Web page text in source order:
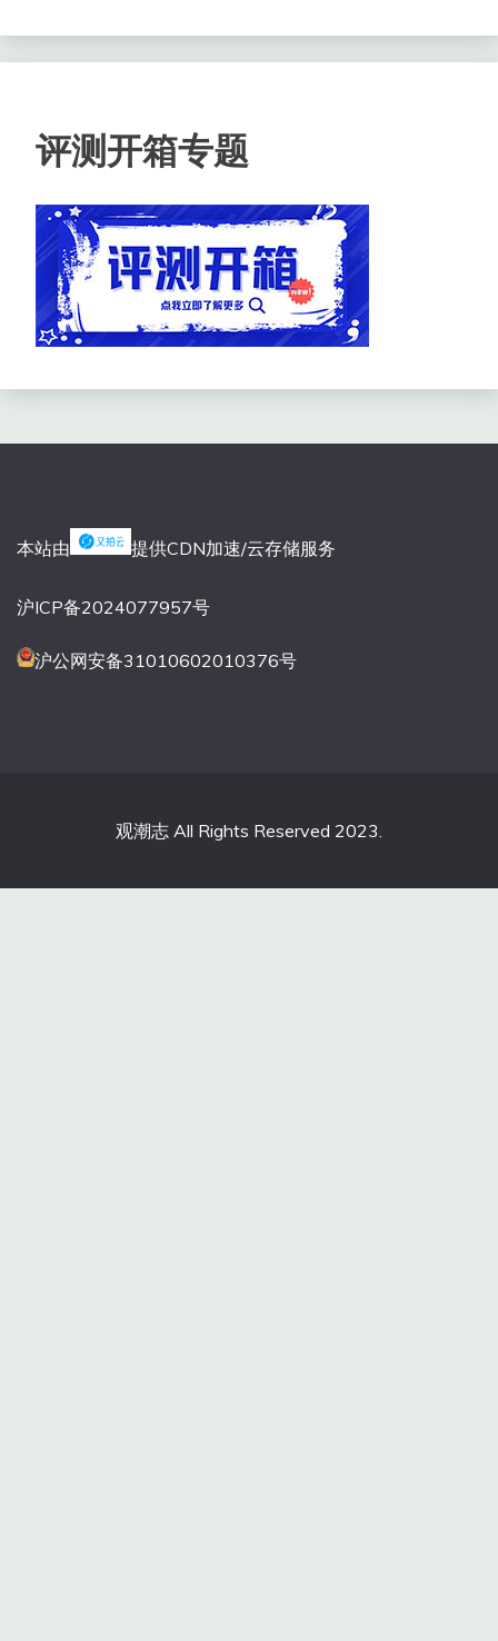
评测开箱专题
本站由 提供CDN加速/云存储服务
沪ICP备2024077957号
沪公网安备31010602010376号
观潮志 All Rights Reserved 2023.